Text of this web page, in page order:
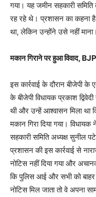
गया। यह जमीन सहकारी
रह रहे थे। प्रशासन का कहना है
था, लेकिन उन्होंने उसे नहीं माना।
मकान गिराने पर हुआ विवाद,
इस कार्रवाई के दौरान बीजेपी के
के बीजेपी विधायक प्रकाश
थी और उन्हें आश्वासन मिला था
मकान गिरा दिया गया।
सहकारी समिति अध्यक्ष सुनील
प्रशासन की इस कार्रवाई से
नोटिस नहीं दिया गया और
कि पुलिस आई और सभी को बाहर
नोटिस मिल जाता तो वे अपना